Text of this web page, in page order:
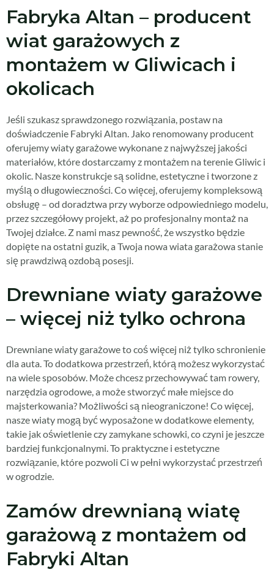
Fabryka Altan – producent
wiat garażowych z
montażem w Gliwicach i
okolicach
Jeśli szukasz sprawdzonego rozwiązania, postaw na
doświadczenie Fabryki Altan. Jako renomowany producent
oferujemy wiaty garażowe wykonane z najwyższej jakości
materiałów, które dostarczamy z montażem na terenie Gliwic i
okolic. Nasze konstrukcje są solidne, estetyczne i tworzone z
myślą o długowieczności. Co więcej, oferujemy kompleksową
obsługę – od doradztwa przy wyborze odpowiedniego modelu,
przez szczegółowy projekt, aż po profesjonalny montaż na
Twojej działce. Z nami masz pewność, że wszystko będzie
dopięte na ostatni guzik, a Twoja nowa wiata garażowa stanie
się prawdziwą ozdobą posesji.
Drewniane wiaty garażowe
– więcej niż tylko ochrona
Drewniane wiaty garażowe to coś więcej niż tylko schronienie
dla auta. To dodatkowa przestrzeń, którą możesz wykorzystać
na wiele sposobów. Może chcesz przechowywać tam rowery,
narzędzia ogrodowe, a może stworzyć małe miejsce do
majsterkowania? Możliwości są nieograniczone! Co więcej,
nasze wiaty mogą być wyposażone w dodatkowe elementy,
takie jak oświetlenie czy zamykane schowki, co czyni je jeszcze
bardziej funkcjonalnymi. To praktyczne i estetyczne
rozwiązanie, które pozwoli Ci w pełni wykorzystać przestrzeń
w ogrodzie.
Zamów drewnianą wiatę
garażową z montażem od
Fabryki Altan